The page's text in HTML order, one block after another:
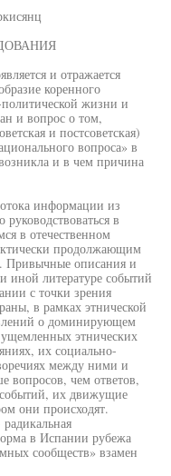
и отражается
коренного
жизни и
и вопрос о том,
и постсоветская)
вопроса» в
и в чем причина
информации из
в
в отечественном
продолжающим
Привычные описания и
иной литературе событий
с точки зрения
в рамках этнической
о доминирующем
этнических
их социально-
между ними и
вопросов, чем ответов,
их движущие
они происходят.
в Испании рубежа
сообществ» взамен